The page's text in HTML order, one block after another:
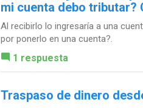
mi cuenta debo tributar?
Al recibirlo lo ingresaría a una
por ponerlo en una cuenta?.
1 respuesta
Traspaso de dinero